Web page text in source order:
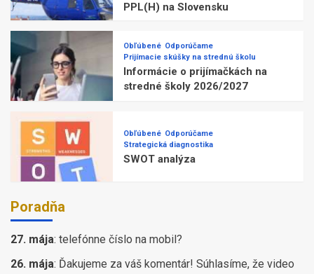
PPL(H) na Slovensku
Obľúbené Odporúčame
Prijímacie skúšky na strednú školu
Informácie o prijímačkách na
stredné školy 2026/2027
Obľúbené Odporúčame
Strategická diagnostika
SWOT analýza
Poradňa
27. mája: telefónne číslo na mobil?
26. mája: Ďakujeme za váš komentár! Súhlasíme, že video